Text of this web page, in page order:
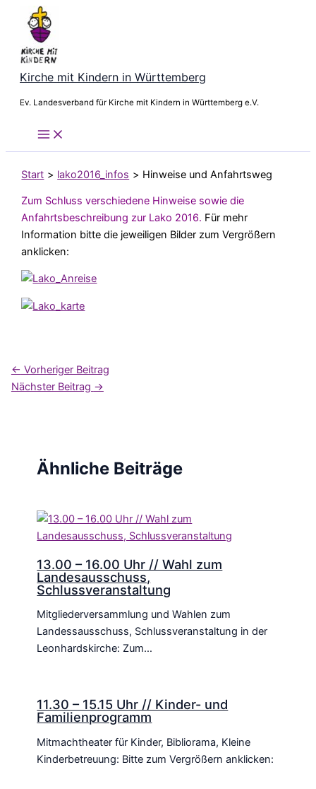
Inhalt
springen
Kirche mit Kindern in Württemberg
Ev. Landesverband für Kirche mit Kindern in Württemberg e.V.
Start lako2016_infos Hinweise und Anfahrtsweg
Zum Schluss verschiedene Hinweise sowie die
Anfahrtsbeschreibung zur Lako 2016. Für mehr
Information bitte die jeweiligen Bilder zum Vergrößern
anklicken:
← Vorheriger Beitrag
Nächster Beitrag →
Ähnliche Beiträge
13.00 – 16.00 Uhr // Wahl zum
Landesausschuss,
Schlussveranstaltung
Mitgliederversammlung und Wahlen zum
Landessausschuss, Schlussveranstaltung in der
Leonhardskirche: Zum…
11.30 – 15.15 Uhr // Kinder- und
Familienprogramm
Mitmachtheater für Kinder, Bibliorama, Kleine
Kinderbetreuung: Bitte zum Vergrößern anklicken: